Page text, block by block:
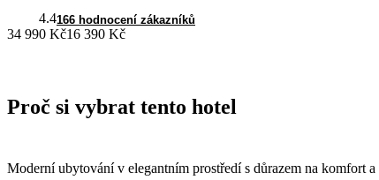
4.4166 hodnocení zákazníků
34 990 Kč16 390 Kč
Proč si vybrat tento hotel
Moderní ubytování v elegantním prostředí s důrazem na komfort